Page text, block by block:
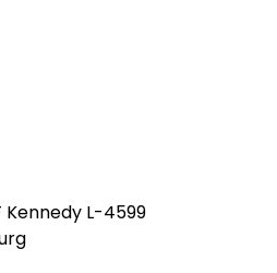
Kennedy L-4599